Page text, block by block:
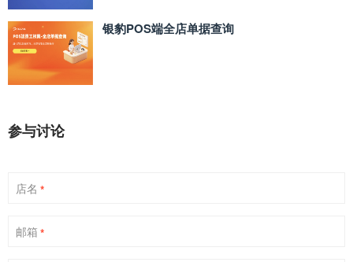
银豹POS端全店单据查询
参与讨论
店名 *
邮箱 *